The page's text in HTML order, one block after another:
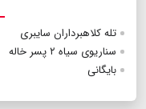
تله کلاهبرداران سایبری
سناریوی سیاه ۲ پسر خاله
بایگانی